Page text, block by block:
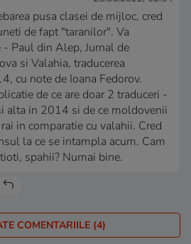
pusa clasei de mijloc, cred
de fapt "taranilor". Va
- Paul din Alep, Jurnal de
si Valahia, traducerea
cu note de Ioana Fedorov.
de ce are doar 2 traduceri -
alta in 2014 si de ce moldovenii
in comparatie cu valahii. Cred
la ce se intampla acum. Cam
spahii? Numai bine.
COMENTARIILE (4)